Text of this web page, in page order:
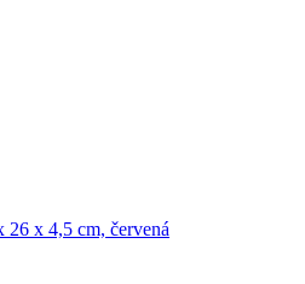
x 4,5 cm, červená